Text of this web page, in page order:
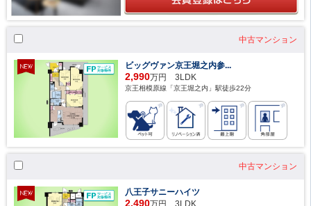
中古マンション
ビッグヴァン京王堀之内参...
2,990万円 3LDK
京王相模原線「京王堀之内」駅徒歩22分
中古マンション
八王子サニーハイツ
2,490万円 3LDK